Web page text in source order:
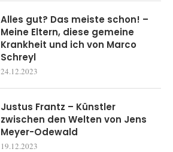
Alles gut? Das meiste schon! –
Meine Eltern, diese gemeine
Krankheit und ich von Marco
Schreyl
24.12.2023
Justus Frantz – Künstler
zwischen den Welten von Jens
Meyer-Odewald
19.12.2023